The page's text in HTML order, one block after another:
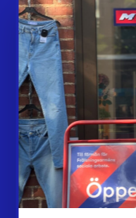
Webbshop
Butiker
Lämna in
Vårt överskott
Inlämningsplatser
Om Myrorna
Lediga jobb
Pressrum